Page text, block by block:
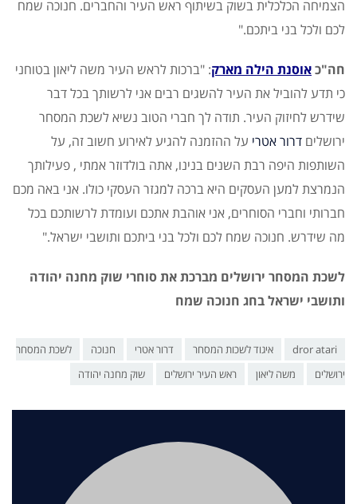
הצמיחה הכלכלית בשוק בשיתוף ראש העיר והחברים. חנוכה שמח
לכם ולכל בני ביתכם."
חה"כאוסנת הילה מארק: "ברכות לראש העיר משה ליאון בטוחני
כי תדע להוביל את העיר להשגים רבים אני לרשותך בכל דבר
שידרש לחיזוק העיר. תודה לך חברי הטוב נשיא לשכת המסחר
ירושלים דרור אטרי על ההזמנה להגיע לאירוע חשוב זה, על
השותפות היפה רבת השנים בנינו, אתה בולדוזר אמתי , פעילותך
הנמרצת למען העסקים היא ברכה למגזר העסקי כולו. אני באה מכם
חברותי וחברי הסוחרים, אני אוהבת אתכם ועומדת לרשותכם בכל
מה שידרש. חנוכה שמח לכם ולכל בני ביתכם ותושבי ישראל."
לשכת המסחר ירושלים מברכת את סוחרי שוק מחנה יהודה
ותושבי ישראל בחג חנוכה שמח
dror atari איגוד לשכות המסחר דרור אטרי חנוכה
לשכת המסחר
ירושלים
משה ליאון ראש העיר ירושלים שוק מחנה יהודה